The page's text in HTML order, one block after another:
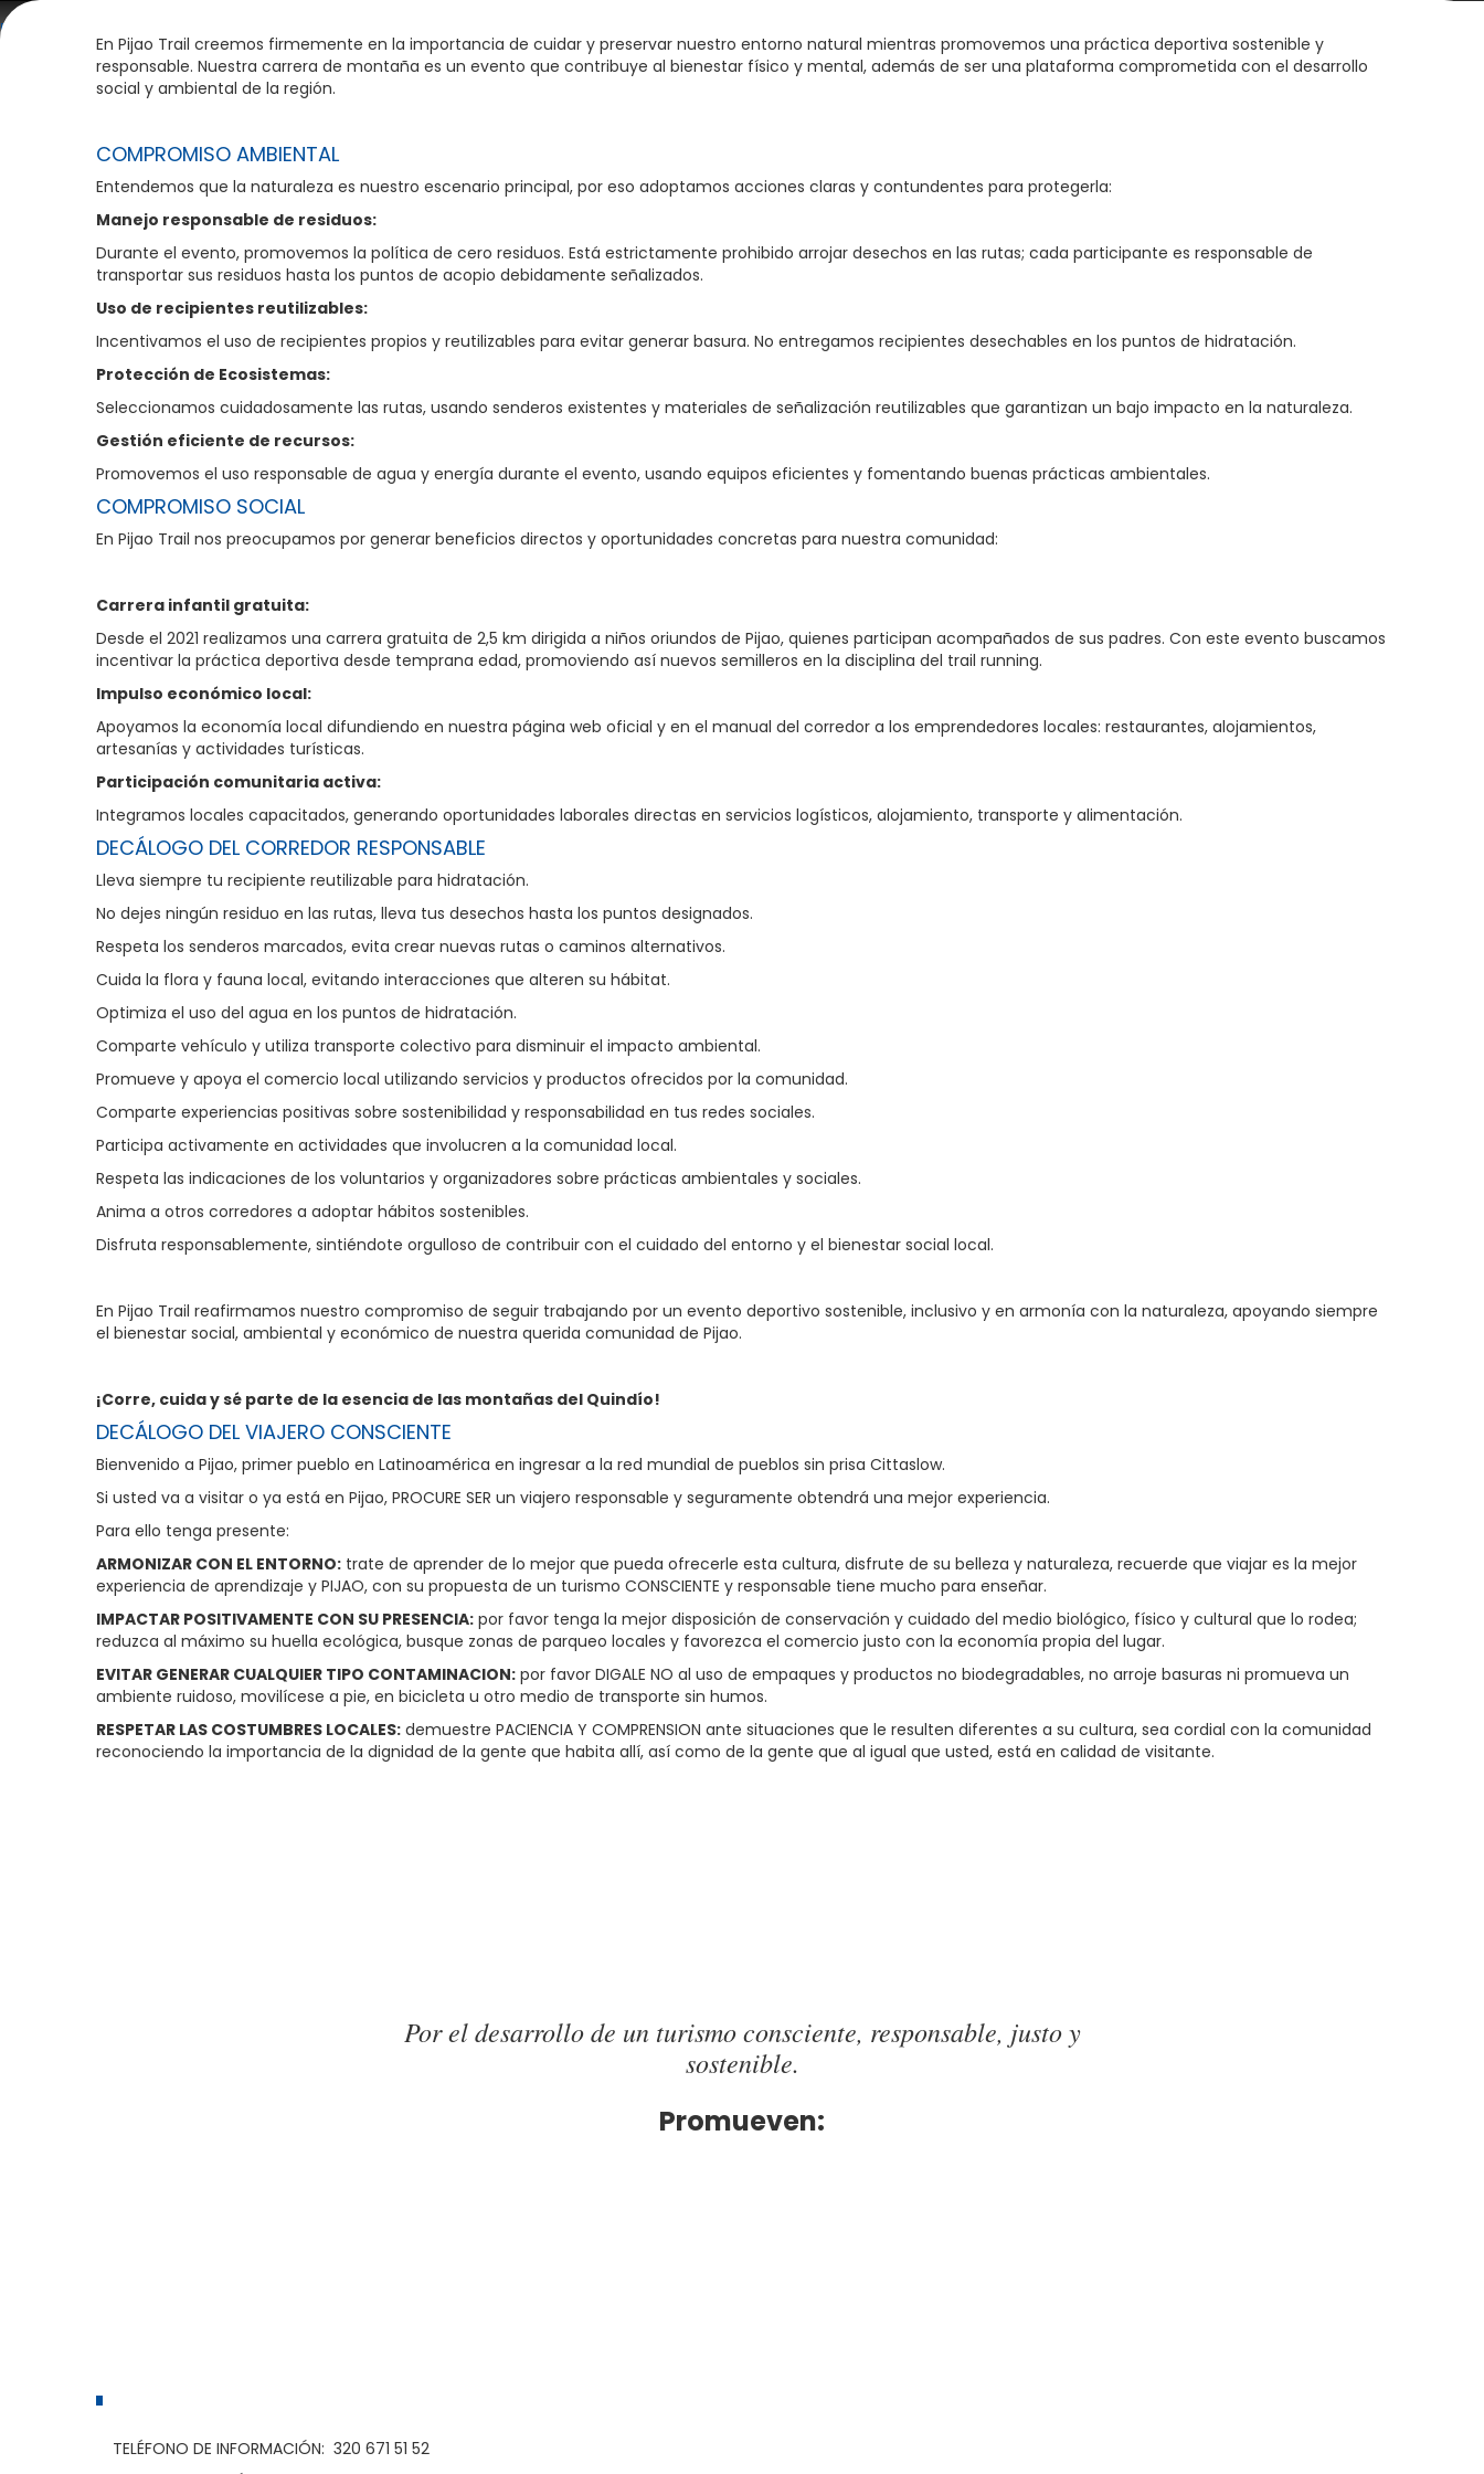
La Carrera Inscripciones Información Prensa Nosotros Contacto
En Pijao Trail creemos firmemente en la importancia de cuidar y preservar nuestro entorno natural mientras promovemos una práctica deportiva sostenible y
responsable. Nuestra carrera de montaña es un evento que contribuye al bienestar físico y mental, además de ser una plataforma comprometida con el desarrollo
social y ambiental de la región.
COMPROMISO AMBIENTAL
Entendemos que la naturaleza es nuestro escenario principal, por eso adoptamos acciones claras y contundentes para protegerla:
Manejo responsable de residuos:
Durante el evento, promovemos la política de cero residuos. Está estrictamente prohibido arrojar desechos en las rutas; cada participante es responsable de
transportar sus residuos hasta los puntos de acopio debidamente señalizados.
Uso de recipientes reutilizables:
Incentivamos el uso de recipientes propios y reutilizables para evitar generar basura. No entregamos recipientes desechables en los puntos de hidratación.
Protección de Ecosistemas:
Seleccionamos cuidadosamente las rutas, usando senderos existentes y materiales de señalización reutilizables que garantizan un bajo impacto en la naturaleza.
Gestión eficiente de recursos:
Promovemos el uso responsable de agua y energía durante el evento, usando equipos eficientes y fomentando buenas prácticas ambientales.
COMPROMISO SOCIAL
En Pijao Trail nos preocupamos por generar beneficios directos y oportunidades concretas para nuestra comunidad:
Carrera infantil gratuita:
Desde el 2021 realizamos una carrera gratuita de 2,5 km dirigida a niños oriundos de Pijao, quienes participan acompañados de sus padres. Con este evento buscamos
incentivar la práctica deportiva desde temprana edad, promoviendo así nuevos semilleros en la disciplina del trail running.
Impulso económico local:
Apoyamos la economía local difundiendo en nuestra página web oficial y en el manual del corredor a los emprendedores locales: restaurantes, alojamientos,
artesanías y actividades turísticas.
Participación comunitaria activa:
Integramos locales capacitados, generando oportunidades laborales directas en servicios logísticos, alojamiento, transporte y alimentación.
DECÁLOGO DEL CORREDOR RESPONSABLE
Lleva siempre tu recipiente reutilizable para hidratación.
No dejes ningún residuo en las rutas, lleva tus desechos hasta los puntos designados.
Respeta los senderos marcados, evita crear nuevas rutas o caminos alternativos.
Cuida la flora y fauna local, evitando interacciones que alteren su hábitat.
Optimiza el uso del agua en los puntos de hidratación.
Comparte vehículo y utiliza transporte colectivo para disminuir el impacto ambiental.
Promueve y apoya el comercio local utilizando servicios y productos ofrecidos por la comunidad.
Comparte experiencias positivas sobre sostenibilidad y responsabilidad en tus redes sociales.
Participa activamente en actividades que involucren a la comunidad local.
Respeta las indicaciones de los voluntarios y organizadores sobre prácticas ambientales y sociales.
Anima a otros corredores a adoptar hábitos sostenibles.
Disfruta responsablemente, sintiéndote orgulloso de contribuir con el cuidado del entorno y el bienestar social local.
En Pijao Trail reafirmamos nuestro compromiso de seguir trabajando por un evento deportivo sostenible, inclusivo y en armonía con la naturaleza, apoyando siempre
el bienestar social, ambiental y económico de nuestra querida comunidad de Pijao.
¡Corre, cuida y sé parte de la esencia de las montañas del Quindío!
DECÁLOGO DEL VIAJERO CONSCIENTE
Bienvenido a Pijao, primer pueblo en Latinoamérica en ingresar a la red mundial de pueblos sin prisa Cittaslow.
Si usted va a visitar o ya está en Pijao, PROCURE SER un viajero responsable y seguramente obtendrá una mejor experiencia.
Para ello tenga presente:
ARMONIZAR CON EL ENTORNO: trate de aprender de lo mejor que pueda ofrecerle esta cultura, disfrute de su belleza y naturaleza, recuerde que viajar es la mejor
experiencia de aprendizaje y PIJAO, con su propuesta de un turismo CONSCIENTE y responsable tiene mucho para enseñar.
IMPACTAR POSITIVAMENTE CON SU PRESENCIA: por favor tenga la mejor disposición de conservación y cuidado del medio biológico, físico y cultural que lo rodea;
reduzca al máximo su huella ecológica, busque zonas de parqueo locales y favorezca el comercio justo con la economía propia del lugar.
EVITAR GENERAR CUALQUIER TIPO CONTAMINACION: por favor DIGALE NO al uso de empaques y productos no biodegradables, no arroje basuras ni promueva un
ambiente ruidoso, movilícese a pie, en bicicleta u otro medio de transporte sin humos.
RESPETAR LAS COSTUMBRES LOCALES: demuestre PACIENCIA Y COMPRENSION ante situaciones que le resulten diferentes a su cultura, sea cordial con la comunidad
reconociendo la importancia de la dignidad de la gente que habita allí, así como de la gente que al igual que usted, está en calidad de visitante.
Por el desarrollo de un turismo consciente, responsable, justo y
sostenible.
Promueven:
TELÉFONO DE INFORMACIÓN: 320 671 51 52